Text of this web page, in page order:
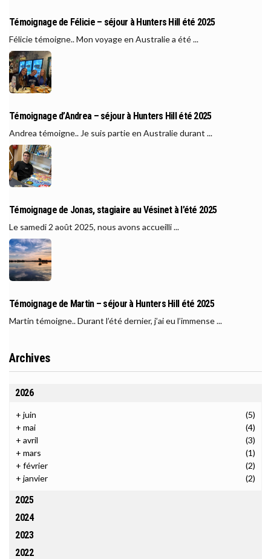
Témoignage de Félicie – séjour à Hunters Hill été 2025
Félicie témoigne.. Mon voyage en Australie a été ...
Témoignage d’Andrea – séjour à Hunters Hill été 2025
Andrea témoigne.. Je suis partie en Australie durant ...
Témoignage de Jonas, stagiaire au Vésinet à l’été 2025
Le samedi 2 août 2025, nous avons accueilli ...
Témoignage de Martin – séjour à Hunters Hill été 2025
Martin témoigne.. Durant l’été dernier, j’ai eu l’immense ...
Archives
2026
+ juin
(5)
+ mai
(4)
+ avril
(3)
+ mars
(1)
+ février
(2)
+ janvier (2)
2025
2024
2023
2022